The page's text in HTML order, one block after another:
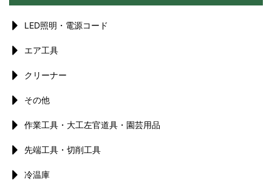
LED照明・電源コード
エア工具
クリーナー
その他
作業工具・大工左官道具・園芸用品
先端工具・切削工具
冷温庫